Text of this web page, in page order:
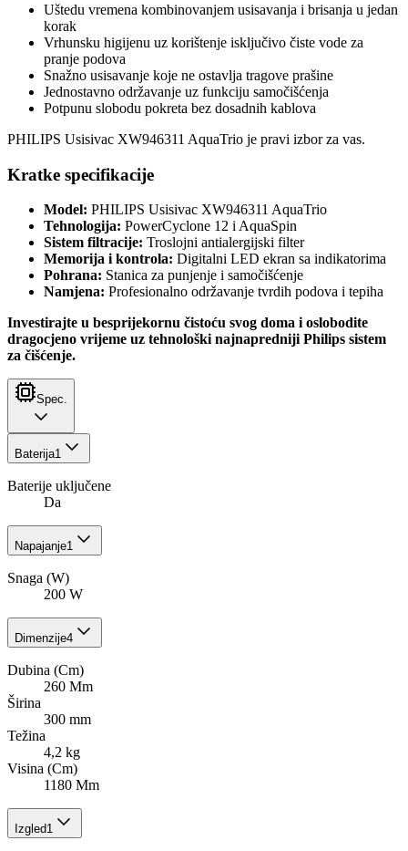
Uštedu vremena kombinovanjem usisavanja i brisanja u jedan
korak
Vrhunsku higijenu uz korištenje isključivo čiste vode za
pranje podova
Snažno usisavanje koje ne ostavlja tragove prašine
Jednostavno održavanje uz funkciju samočišćenja
Potpunu slobodu pokreta bez dosadnih kablova
PHILIPS Usisivac XW946311 AquaTrio je pravi izbor za vas.
Kratke specifikacije
Model: PHILIPS Usisivac XW946311 AquaTrio
Tehnologija: PowerCyclone 12 i AquaSpin
Sistem filtracije: Troslojni antialergijski filter
Memorija i kontrola: Digitalni LED ekran sa indikatorima
Pohrana: Stanica za punjenje i samočišćenje
Namjena: Profesionalno održavanje tvrdih podova i tepiha
Investirajte u besprijekornu čistoću svog doma i oslobodite
dragocjeno vrijeme uz tehnološki najnapredniji Philips sistem
za čišćenje.
Spec.
Baterija1
Baterije uključene
Da
Napajanje1
Snaga (W)
200 W
Dimenzije4
Dubina (Cm)
260 Mm
Širina
300 mm
Težina
4,2 kg
Visina (Cm)
1180 Mm
Izgled1